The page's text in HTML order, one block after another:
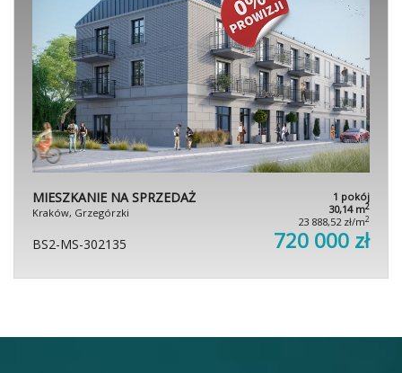
MIESZKANIE NA SPRZEDAŻ
Kraków, Grzegórzki
1 pokój
30,14 m2
23 888,52 zł/m2
BS2-MS-302135 720 000 zł